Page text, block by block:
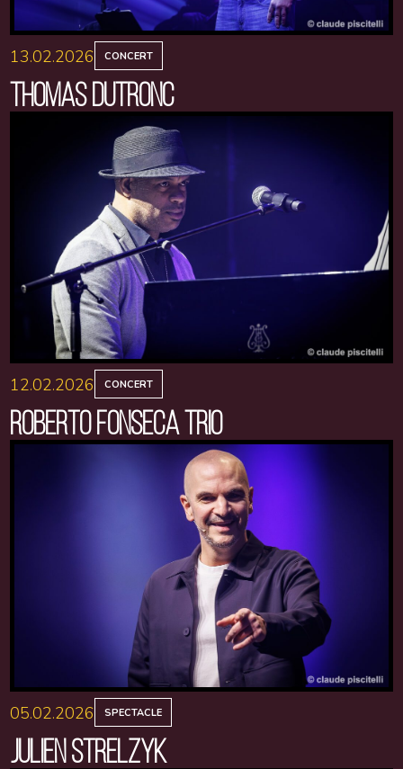
13.02.2026 CONCERT
THOMAS DUTRONC
12.02.2026 CONCERT
ROBERTO FONSECA TRIO
05.02.2026 SPECTACLE
JULIEN STRELZYK